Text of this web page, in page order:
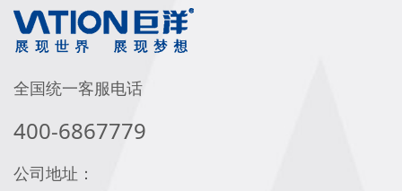
全国统一客服电话
400-6867779
公司地址：